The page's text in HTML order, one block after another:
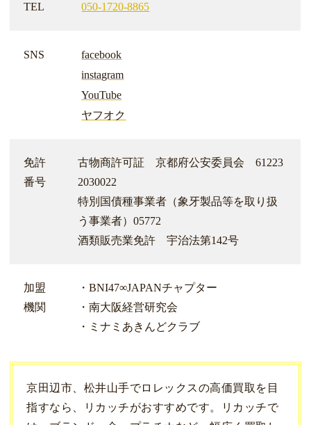
TEL 050-1720-8865
SNS
facebook
instagram
YouTube
ヤフオク
免許
番号
古物商許可証 京都府公安委員会 61223
2030022
特別国債種事業者（象牙製品等を取り扱
う事業者）05772
酒類販売業免許 宇治法第142号
加盟
機関
・BNI47∞JAPANチャプター
・南大阪経営研究会
・ミナミあきんどクラブ
京田辺市、松井山手でロレックスの高価買取を目
指すなら、リカッチがおすすめです。リカッチで